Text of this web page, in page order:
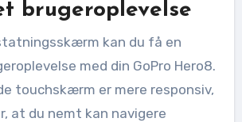
brugeroplevelse
kan du få en
med din GoPro Hero8.
touchskærm er mere responsiv,
at du nemt kan navigere